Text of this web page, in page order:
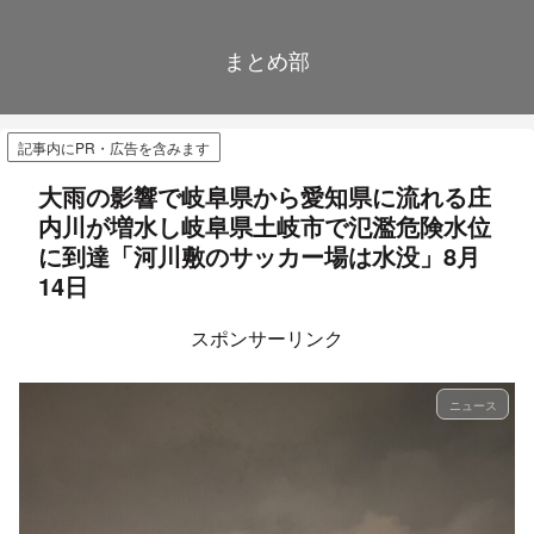
まとめ部
記事内にPR・広告を含みます
大雨の影響で岐阜県から愛知県に流れる庄
内川が増水し岐阜県土岐市で氾濫危険水位
に到達「河川敷のサッカー場は水没」8月
14日
スポンサーリンク